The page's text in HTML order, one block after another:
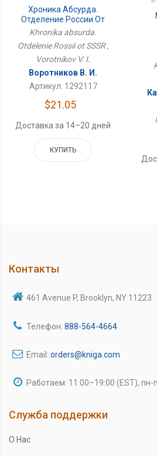
Хроника Абсурда.
Отделение России От
СССР
Khronika absurda.
Otdelenie Rossii ot SSSR ,
Vorotnikov V. I.
Воротников В. И.
Артикул: 1292117
$21.05
Доставка за 14–20 дней
КУПИТЬ
Контакты
461 Avenue P, Brooklyn, NY 11223
Телефон: 888-564-4664
Email: orders@kniga.com
Работаем: 11:00–19:00 (EST), пн-
Служба поддержки
О Нас